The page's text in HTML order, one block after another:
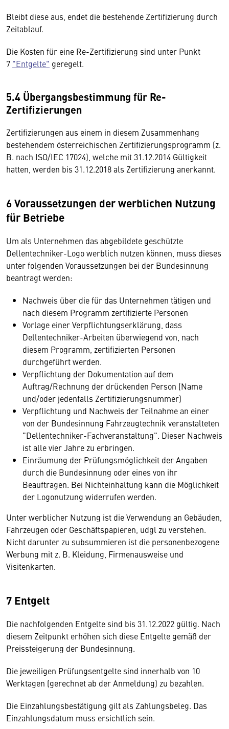
Bleibt diese aus, endet die bestehende Zertifizierung durch
Zeitablauf.
Die Kosten für eine Re-Zertifizierung sind unter Punkt
7 "Entgelte" geregelt.
5.4 Übergangsbestimmung für Re-
Zertifizierungen
Zertifizierungen aus einem in diesem Zusammenhang
bestehendem österreichischen Zertifizierungsprogramm (z.
B. nach ISO/IEC 17024), welche mit 31.12.2014 Gültigkeit
hatten, werden bis 31.12.2018 als Zertifizierung anerkannt.
6 Voraussetzungen der werblichen Nutzung
für Betriebe
Um als Unternehmen das abgebildete geschützte
Dellentechniker-Logo werblich nutzen können, muss dieses
unter folgenden Voraussetzungen bei der Bundesinnung
beantragt werden:
Nachweis über die für das Unternehmen tätigen und
nach diesem Programm zertifizierte Personen
Vorlage einer Verpflichtungserklärung, dass
Dellentechniker-Arbeiten überwiegend von, nach
diesem Programm, zertifizierten Personen
durchgeführt werden.
Verpflichtung der Dokumentation auf dem
Auftrag/Rechnung der drückenden Person (Name
und/oder jedenfalls Zertifizierungsnummer)
Verpflichtung und Nachweis der Teilnahme an einer
von der Bundesinnung Fahrzeugtechnik veranstalteten
"Dellentechniker-Fachveranstaltung". Dieser Nachweis
ist alle vier Jahre zu erbringen.
Einräumung der Prüfungsmöglichkeit der Angaben
durch die Bundesinnung oder eines von ihr
Beauftragen. Bei Nichteinhaltung kann die Möglichkeit
der Logonutzung widerrufen werden.
Unter werblicher Nutzung ist die Verwendung an Gebäuden,
Fahrzeugen oder Geschäftspapieren, udgl zu verstehen.
Nicht darunter zu subsummieren ist die personenbezogene
Werbung mit z. B. Kleidung, Firmenausweise und
Visitenkarten.
7 Entgelt
Die nachfolgenden Entgelte sind bis 31.12.2022 gültig. Nach
diesem Zeitpunkt erhöhen sich diese Entgelte gemäß der
Preissteigerung der Bundesinnung.
Die jeweiligen Prüfungsentgelte sind innerhalb von 10
Werktagen (gerechnet ab der Anmeldung) zu bezahlen.
Die Einzahlungsbestätigung gilt als Zahlungsbeleg. Das
Einzahlungsdatum muss ersichtlich sein.